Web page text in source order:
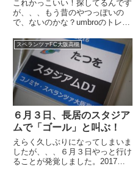
これかっこいい！探してるんです
が、、、もう昔のやつっぽいの
で、ないのかな？umbroのトレシ
からシューズを探してるんです。
実はサッカーの仕事がしたいと思
ってて、たまたま、Jリーグのチ
ームの方からお声掛けはあった...
スペランツァFC大阪高槻
６月３日、長居のスタジア
ムで「ゴール」と叫ぶ！
えらく久しぶりになってしまいま
したが、、、６月３日やっと行け
ることが発覚しました。2017プ